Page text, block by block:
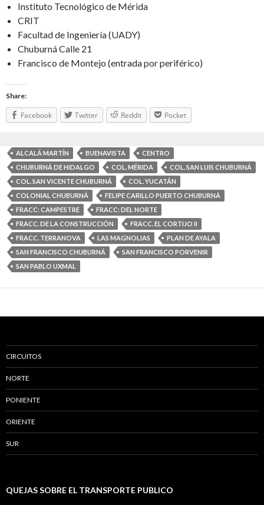
Instituto Tecnológico de Mérida
CRIT
Facultad de Ingeniería (UADY)
Chuburná Calle 21
Francisco de Montejo (entrada por periférico)
Share:
Facebook Twitter Reddit Pocket
ALCALÁ MARTÍN BUENAVISTA
CENTRO
CHUBURNÁ DE HIDALGO
COL. MÉRIDA
COL. SAN LUIS CHUBURNÁ
COL. SAN VICENTE CHUBURNÁ
COL. YUCATÁN
COLONIAL CHUBURNÁ
FELIPE CARILLO PUERTO CHUBURNÁ
FRACC: CAMPESTRE
FRACC: DEL NORTE
FRACC. DE LA CONSTRUCCIÓN
FRACC. EL CORTIJO II
FRACC. TERRANOVA
LAS MAGNOLIAS
PLAN DE AYALA
SAN FRANCISCO CHUBURNÁ
SAN FRANCISCO PORVENIR
SAN PABLO UXMAL
CIRCUITOS
NORTE
PONIENTE
ORIENTE
SUR
QUEJAS SOBRE EL TRANSPORTE PUBLICO